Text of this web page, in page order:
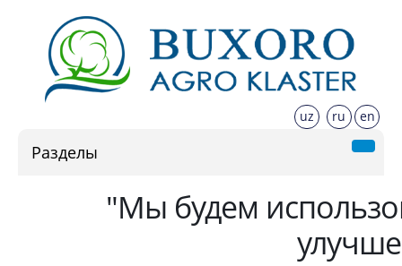
uz ru en
Разделы
"Мы будем